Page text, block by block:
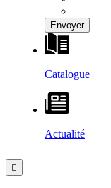
Catalogue
Actualité